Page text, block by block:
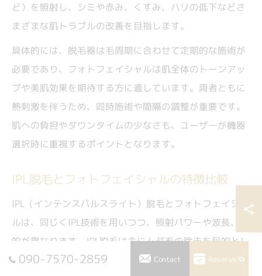
ど）を照射し、シミや赤み、くすみ、ハリの低下などさ
まざまな肌トラブルの改善を目指します。
具体的には、脱毛器は毛周期に合わせて定期的な施術が
必要であり、フォトフェイシャルは肌全体のトーンアッ
プや美肌効果を期待する方に適しています。両者ともに
熱刺激を伴うため、同時施術や間隔の調整が重要です。
肌への負担やダウンタイムの少なさも、ユーザーが機器
選択時に重視するポイントとなります。
IPL脱毛とフォトフェイシャルの特徴比較
IPL（インテンスパルスライト）脱毛とフォトフェイシャ
ルは、同じくIPL技術を用いつつ、照射パワーや波長、目
的が異なります。IPL脱毛は主にムダ毛の除去を目的とし
ており、毛根のメラニンにしっかりアプローチするた
090-7570-2859 Contact Reserve